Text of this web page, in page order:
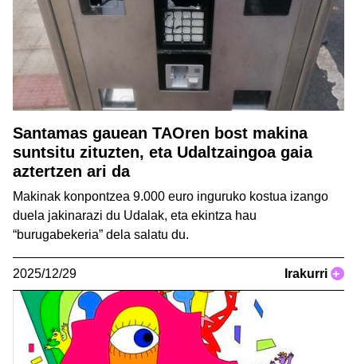
Santamas gauean TAOren bost makina
suntsitu zituzten, eta Udaltzaingoa gaia
aztertzen ari da
Makinak konpontzea 9.000 euro inguruko kostua izango
duela jakinarazi du Udalak, eta ekintza hau
“burugabekeria” dela salatu du.
2025/12/29 Irakurri +